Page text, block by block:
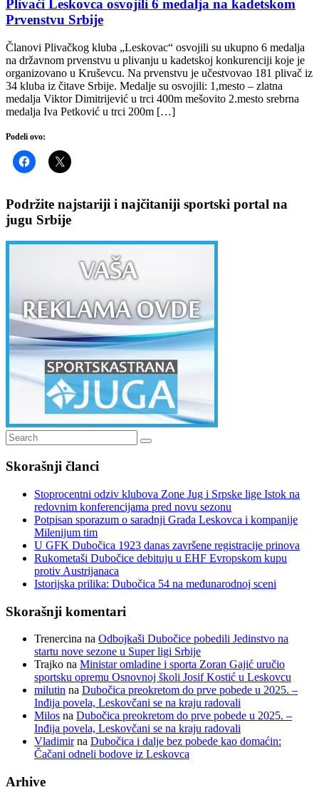
Plivači Leskovca osvojili 6 medalja na kadetskom
Prvenstvu Srbije
Članovi Plivačkog kluba „Leskovac“ osvojili su ukupno 6 medalja
na državnom prvenstvu u plivanju u kadetskoj konkurenciji koje je
organizovano u Kruševcu. Na prvenstvu je učestvovao 181 plivač iz
34 kluba iz čitave Srbije. Medalje su osvojili: 1,mesto – zlatna
medalja Viktor Dimitrijević u trci 400m mešovito 2.mesto srebrna
medalja Iva Petković u trci 200m […]
Podeli ovo:
Podržite najstariji i najčitaniji sportski portal na
jugu Srbije
Search
for:
Search
Skorašnji članci
Stoprocentni odziv klubova Zone Jug i Srpske lige Istok na
redovnim konferencijama pred novu sezonu
Potpisan sporazum o saradnji Grada Leskovca i kompanije
Milenijum tim
U GFK Dubočica 1923 danas završene registracije prinova
Rukometaši Dubočice debituju u EHF Evropskom kupu
protiv Austrijanaca
Istorijska prilika: Dubočica 54 na međunarodnoj sceni
Skorašnji komentari
Trenercina na Odbojkaši Dubočice pobedili Jedinstvo na
startu nove sezone u Super ligi Srbije
Trajko na Ministar omladine i sporta Zoran Gajić uručio
sportsku opremu Osnovnoj školi Josif Kostić u Leskovcu
milutin na Dubočica preokretom do prve pobede u 2025. –
Inđija povela, Leskovčani se na kraju radovali
Milos na Dubočica preokretom do prve pobede u 2025. –
Inđija povela, Leskovčani se na kraju radovali
Vladimirna Dubočica i dalje bez pobede kao domaćin:
Čačani odneli bodove iz Leskovca
Arhive